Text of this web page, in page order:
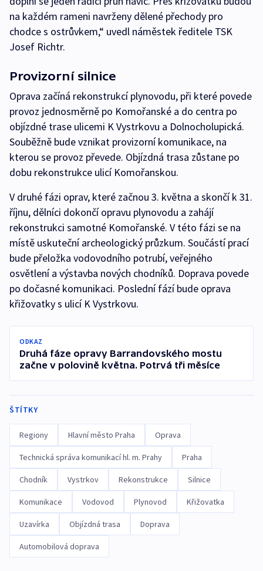
na každém rameni navrženy dělené přechody pro
chodce s ostrůvkem,“ uvedl náměstek ředitele TSK
Josef Richtr.
Provizorní silnice
Oprava začíná rekonstrukcí plynovodu, při které povede
provoz jednosměrně po Komořanské a do centra po
objízdné trase ulicemi K Vystrkovu a Dolnocholupická.
Souběžně bude vznikat provizorní komunikace, na
kterou se provoz převede. Objízdná trasa zůstane po
dobu rekonstrukce ulicí Komořanskou.
V druhé fázi oprav, které začnou 3. května a skončí k 31.
říjnu, dělníci dokončí opravu plynovodu a zahájí
rekonstrukci samotné Komořanské. V této fázi se na
místě uskuteční archeologický průzkum. Součástí prací
bude přeložka vodovodního potrubí, veřejného
osvětlení a výstavba nových chodníků. Doprava povede
po dočasné komunikaci. Poslední fází bude oprava
křižovatky s ulicí K Vystrkovu.
ODKAZ
Druhá fáze opravy Barrandovského mostu
začne v polovině května. Potrvá tři měsíce
ŠTÍTKY
Regiony Hlavní město Praha Oprava
Technická správa komunikací hl. m. Prahy Praha
Chodník Vystrkov Rekonstrukce Silnice
Komunikace Vodovod Plynovod Křižovatka
Uzavírka Objízdná trasa Doprava
Automobilová doprava